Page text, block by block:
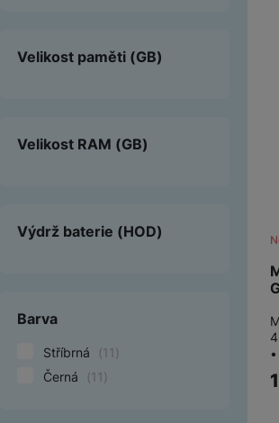
Velikost paměti (GB)
Velikost RAM (GB)
Výdrž baterie (HOD)
Barva
Stříbrná (11 )
Černá
(11 )